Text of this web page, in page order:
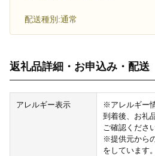
配送種別:通常
返礼品詳細・お申込み・配送
アレルギー表示
※アレルギー
到着後、お礼
ご確認ください
※提供元から
をしています。